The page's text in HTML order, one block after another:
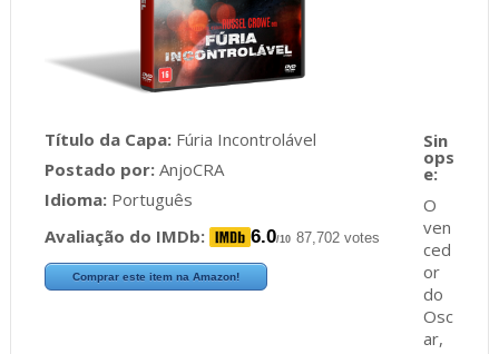
Título da Capa:Fúria Incontrolável
Postado por:AnjoCRA
Idioma:Português
Avaliação do IMDb:
6.0/10 87,702 votes
Comprar este item na Amazon!
O
ven
ced
or
do
Osc
ar,